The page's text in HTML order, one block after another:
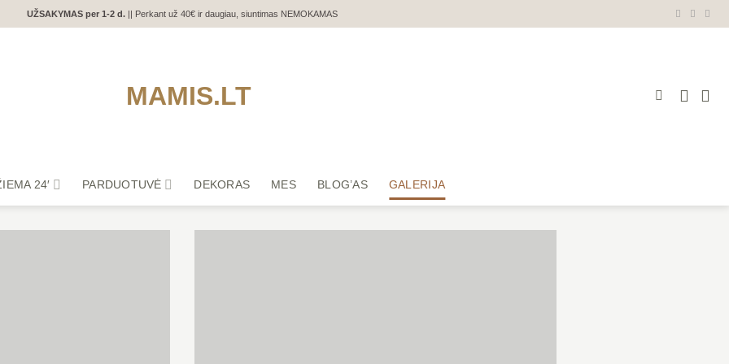
UŽSAKYMAS per 1-2 d. || Perkant už 40€ ir daugiau, siuntimas NEMOKAMAS
24′ PARDUOTUVĖ DEKORAS MES BLOG’AS GALERIJA